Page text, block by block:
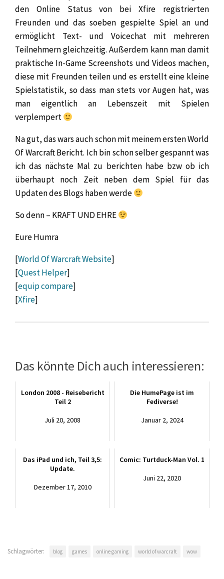
den Online Status von bei Xfire registrierten
Freunden und das soeben gespielte Spiel an und
ermöglicht Text- und Voicechat mit mehreren
Teilnehmern gleichzeitig. Außerdem kann man damit
praktische In-Game Screenshots und Videos machen,
diese mit Freunden teilen und es erstellt eine kleine
Spielstatistik, so dass man stets vor Augen hat, was
man eigentlich an Lebenszeit mit Spielen
verplempert
Na gut, das wars auch schon mit meinem ersten World
Of Warcraft Bericht. Ich bin schon selber gespannt was
ich das nächste Mal zu berichten habe bzw ob ich
überhaupt noch Zeit neben dem Spiel für das
Updaten des Blogs haben werde
So denn – KRAFT UND EHRE
Eure Humra
[World Of Warcraft Website]
[Quest Helper]
[equip compare]
[Xfire]
Das könnte Dich auch interessieren:
London 2008 - Reisebericht
Teil 2
Juli 20, 2008
Die HumePage ist im
Fediverse!
Januar 2, 2024
Das iPad und ich, Teil 3,5:
Update.
Dezember 17, 2010
Comic: Turtduck-Man Vol. 1
Juni 22, 2020
Schlagwörter: blog games online gaming world of warcraft wow